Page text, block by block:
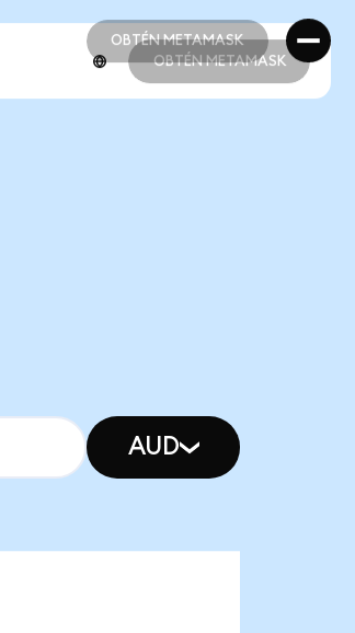
OBTÉN METAMASK
OBTÉN METAMASK
OBTÉN METAMASK
AUD